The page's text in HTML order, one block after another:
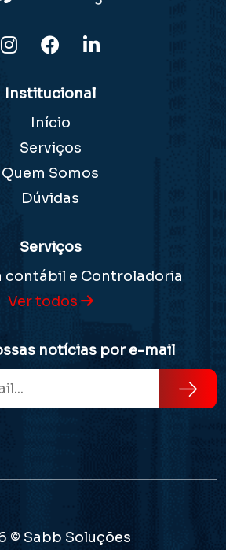
Institucional
Início
Serviços
Quem Somos
Dúvidas
Serviços
contábil e Controladoria
Ver todos
notícias por e-mail
© Sabb Soluções